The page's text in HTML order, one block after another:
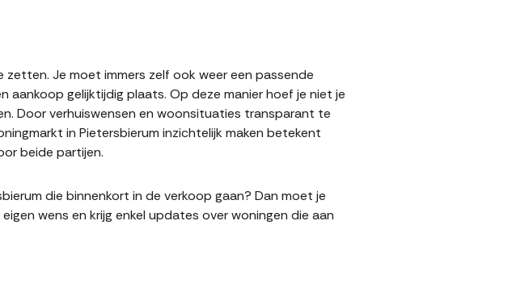
Je moet immers zelf ook weer een passende
gelijktijdig plaats. Op deze manier hoef je niet je
Door verhuiswensen en woonsituaties transparant te
in Pietersbierum inzichtelijk maken betekent
beide partijen.
die binnenkort in de verkoop gaan? Dan moet je
wens en krijg enkel updates over woningen die aan